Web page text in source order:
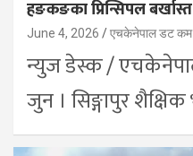
हङकङका प्रिन्सिपल बर्खास्त
June 4, 2026 एचकेनेपाल डट कम
न्युज डेस्क /
जुन । सिङ्गापुर